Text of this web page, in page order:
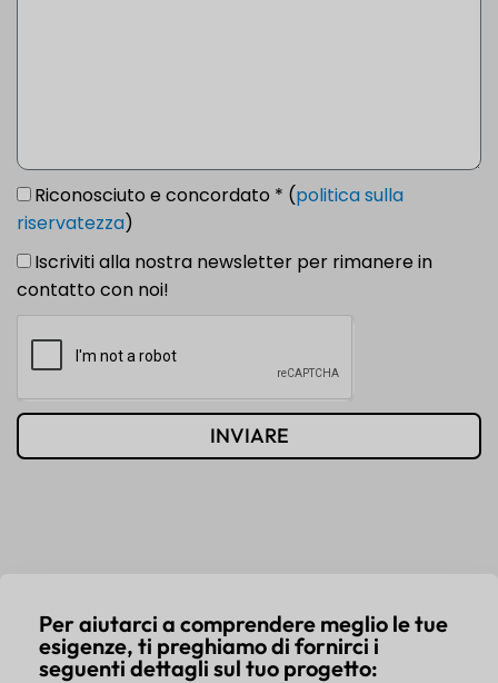
Riconosciuto e concordato * (politica sulla
riservatezza)
Iscriviti alla nostra newsletter per rimanere in
contatto con noi!
INVIARE
Per aiutarci a comprendere meglio le tue
esigenze, ti preghiamo di fornirci i
seguenti dettagli sul tuo progetto: